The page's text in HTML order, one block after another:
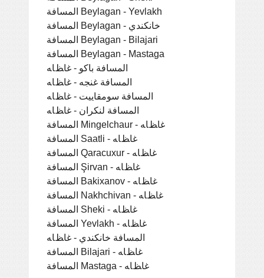
المسافة Beylagan - Yevlakh
المسافة Beylagan - خانكندي
المسافة Beylagan - Bilajari
المسافة Beylagan - Mastaga
المسافة باكو - ﻏﺎﻆﺎﻪ
المسافة غنجه - ﻏﺎﻆﺎﻪ
المسافة سومقاييت - ﻏﺎﻆﺎﻪ
المسافة لنكران - ﻏﺎﻆﺎﻪ
المسافة Mingelchaur - ﻏﺎﻆﺎﻪ
المسافة Saatli - ﻏﺎﻆﺎﻪ
المسافة Qaracuxur - ﻏﺎﻆﺎﻪ
المسافة Şirvan - ﻏﺎﻆﺎﻪ
المسافة Bakixanov - ﻏﺎﻆﺎﻪ
المسافة Nakhchivan - ﻏﺎﻆﺎﻪ
المسافة Sheki - ﻏﺎﻆﺎﻪ
المسافة Yevlakh - ﻏﺎﻆﺎﻪ
المسافة خانكندي - ﻏﺎﻆﺎﻪ
المسافة Bilajari - ﻏﺎﻆﺎﻪ
المسافة Mastaga - ﻏﺎﻆﺎﻪ